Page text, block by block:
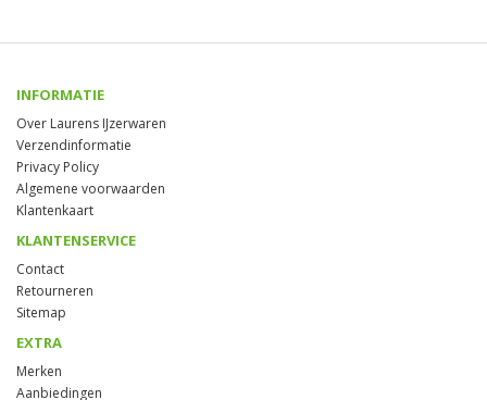
INFORMATIE
Over Laurens IJzerwaren
Verzendinformatie
Privacy Policy
Algemene voorwaarden
Klantenkaart
KLANTENSERVICE
Contact
Retourneren
Sitemap
EXTRA
Merken
Aanbiedingen